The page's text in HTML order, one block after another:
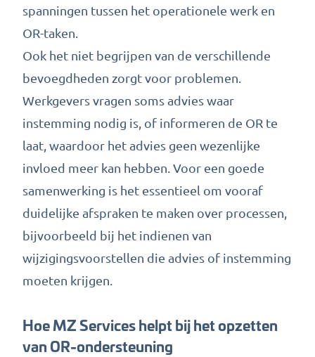
spanningen tussen het operationele werk en
OR-taken.
Ook het niet begrijpen van de verschillende
bevoegdheden zorgt voor problemen.
Werkgevers vragen soms advies waar
instemming nodig is, of informeren de OR te
laat, waardoor het advies geen wezenlijke
invloed meer kan hebben. Voor een goede
samenwerking is het essentieel om vooraf
duidelijke afspraken te maken over processen,
bijvoorbeeld bij het indienen van
wijzigingsvoorstellen die advies of instemming
moeten krijgen.
Hoe MZ Services helpt bij het opzetten
van OR-ondersteuning